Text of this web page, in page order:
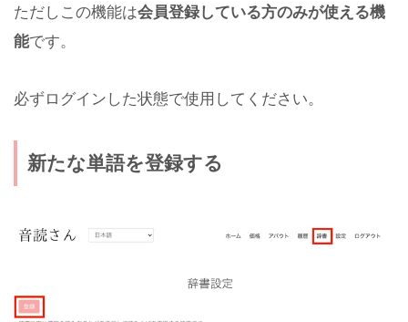
ただしこの機能は会員登録している方のみが使える機
能です。
必ずログインした状態で使用してください。
新たな単語を登録する